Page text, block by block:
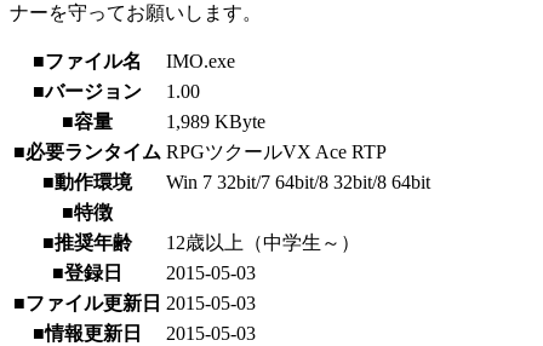
ナーを守ってお願いします。
■ファイル名
IMO.exe
■バージョン
1.00
■容量
1,989 KByte
■必要ランタイム RPGツクールVX Ace RTP
■動作環境
Win 7 32bit/7 64bit/8 32bit/8 64bit
■特徴
■推奨年齢
12歳以上（中学生～）
■登録日
2015-05-03
■ファイル更新日 2015-05-03
■情報更新日
2015-05-03